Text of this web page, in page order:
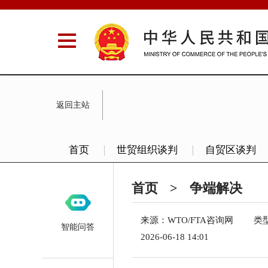
返回主站
首页 世贸组织谈判 自贸区谈判
首页 > 争端解决
来源： WTO/FTA咨询网
类
2026-06-18 14:01
智能问答